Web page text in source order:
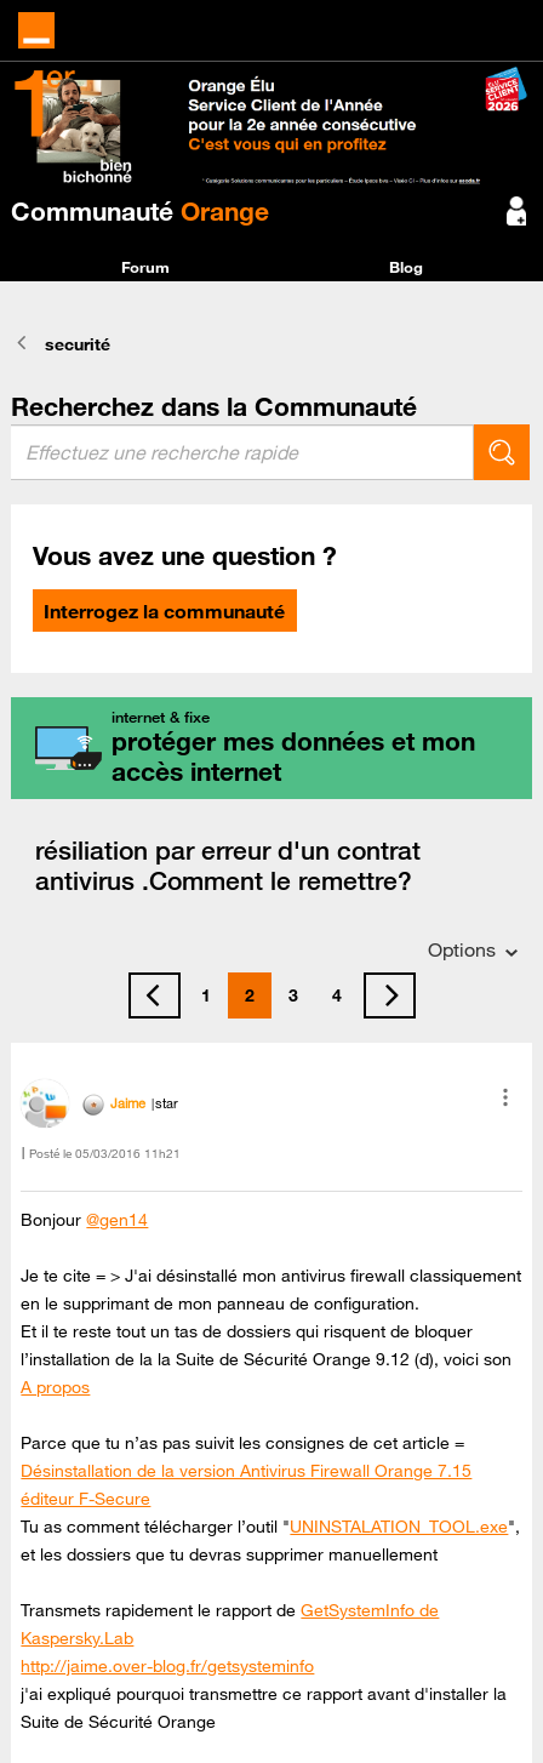
Communauté Orange
Forum Blog
securité
Recherchez dans la Communauté
Vous avez une question ?
Interrogez la communauté
internet & fixe
protéger mes données et mon
accès internet
résiliation par erreur d'un contrat
antivirus .Comment le remettre?
Options
1 2 3 4
Jaime star
Posté le ‎05/03/2016 11h21
Bonjour@gen14
Je te cite = > J'ai désinstallé mon antivirus firewall classiquement
en le supprimant de mon panneau de configuration.
Et il te reste tout un tas de dossiers qui risquent de bloquer
l’installation de la la Suite de Sécurité Orange 9.12 (d), voici son
A propos
Parce que tu n’as pas suivit les consignes de cet article =
Désinstallation de la version Antivirus Firewall Orange 7.15
éditeur F-Secure
Tu as comment télécharger l’outil "UNINSTALATION_TOOL.exe",
et les dossiers que tu devras supprimer manuellement
Transmets rapidement le rapport deGetSystemInfo de
Kaspersky.Lab
http://jaime.over-blog.fr/getsysteminfo
j'ai expliqué pourquoi transmettre ce rapport avant d'installer la
Suite de Sécurité Orange